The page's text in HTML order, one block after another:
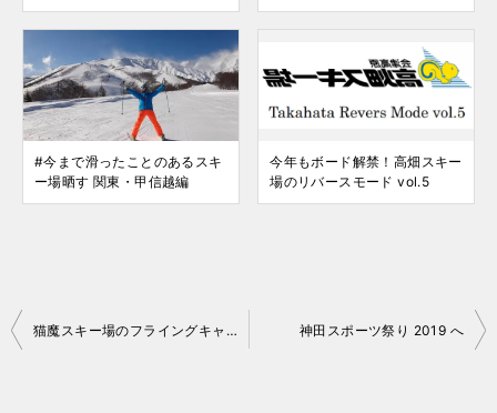
#今まで滑ったことのあるスキ
ー場晒す 関東・甲信越編
今年もボード解禁！高畑スキー
場のリバースモード vol.5
投
猫魔スキー場のフライングキャットトリプルはやっぱり廃止か 神田スポーツ祭り 2019 へ